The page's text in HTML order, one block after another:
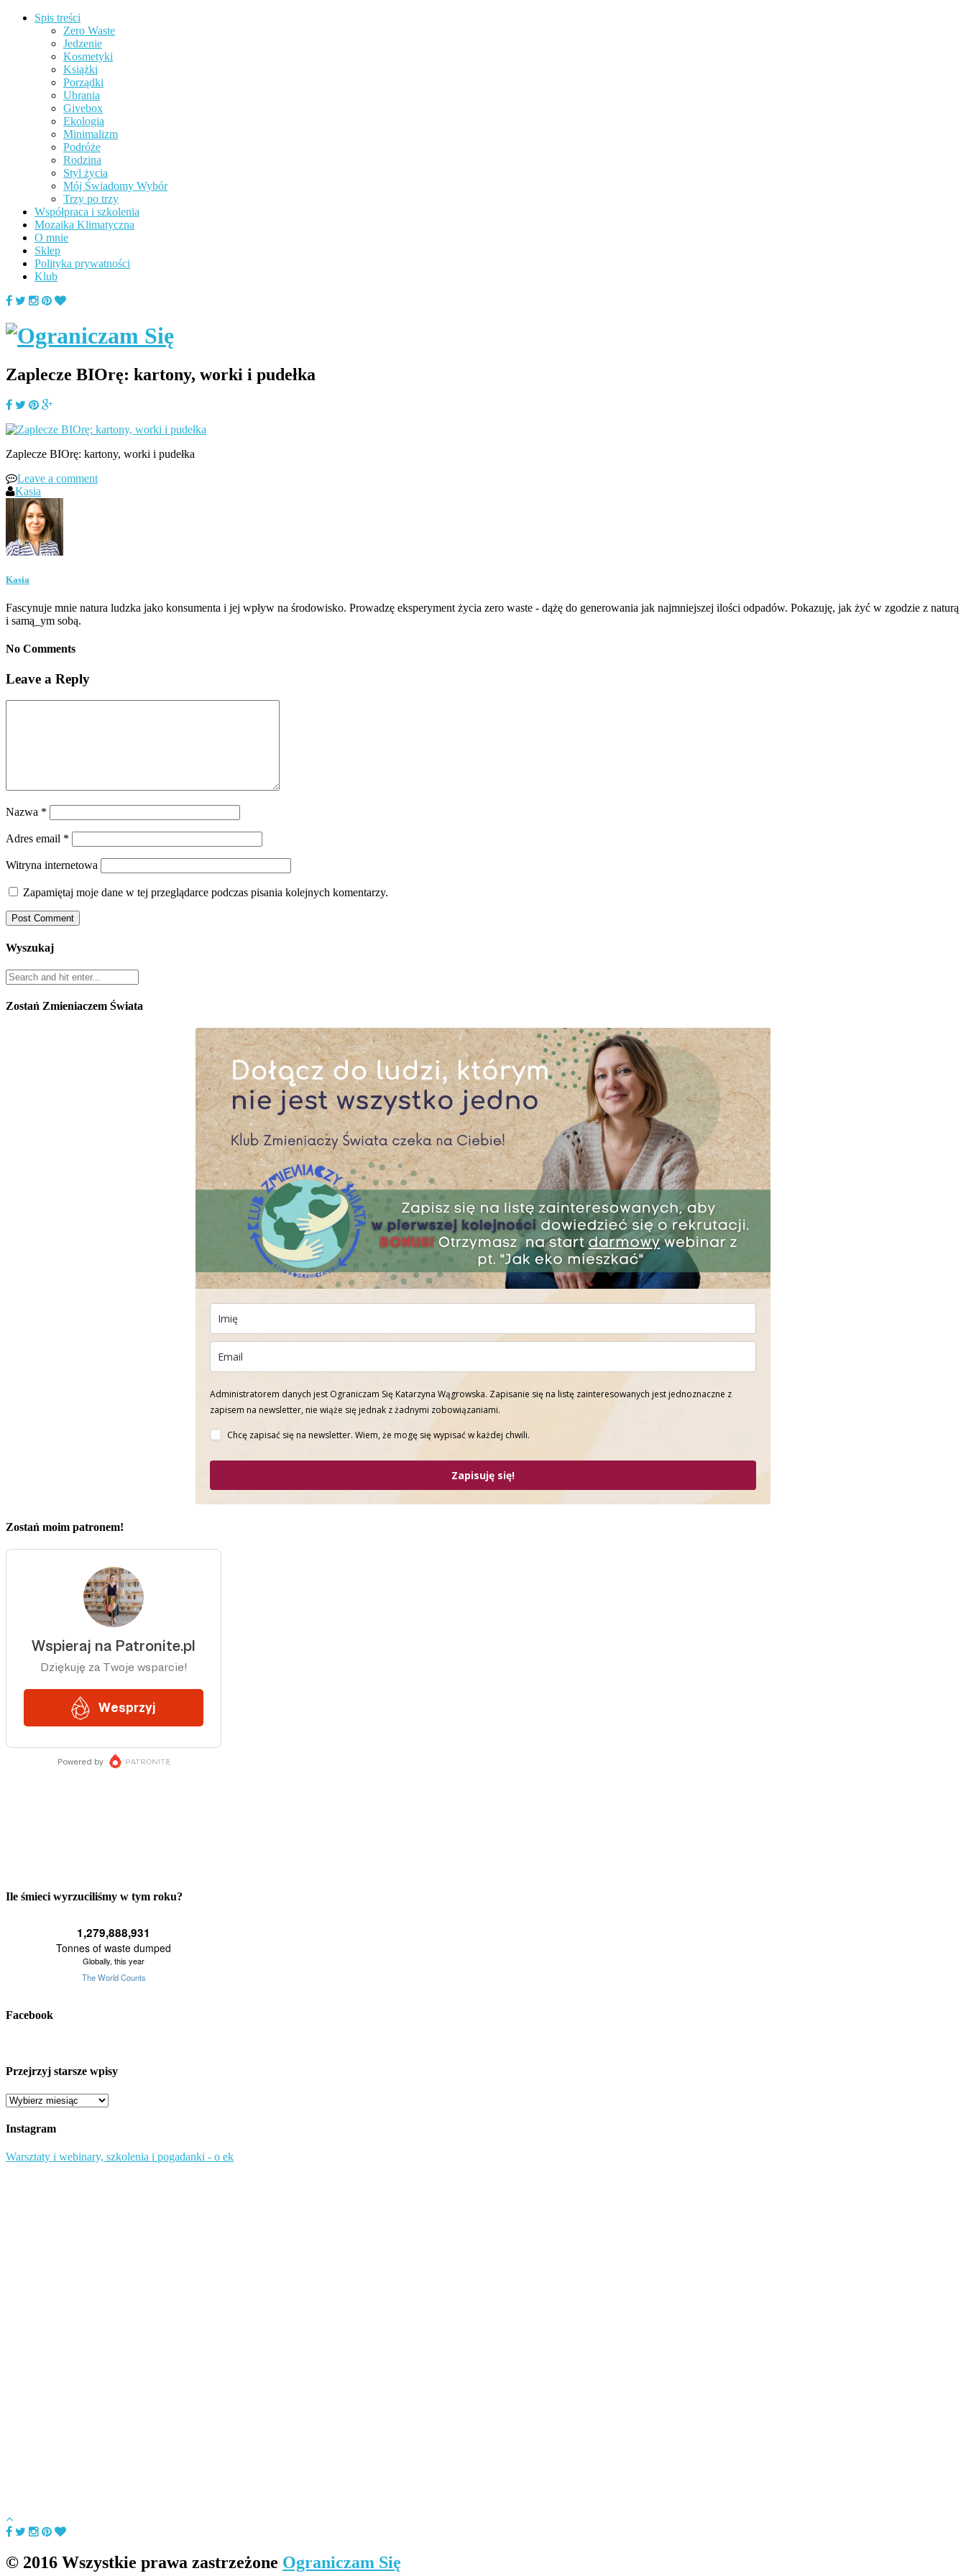
Spis treści
Zero Waste
Jedzenie
Kosmetyki
Książki
Porządki
Ubrania
Givebox
Ekologia
Minimalizm
Podróże
Rodzina
Styl życia
Mój Świadomy Wybór
Trzy po trzy
Współpraca i szkolenia
Mozaika Klimatyczna
O mnie
Sklep
Polityka prywatności
Klub
Zaplecze BIOrę: kartony, worki i pudełka
Zaplecze BIOrę: kartony, worki i pudełka
Leave a comment
Kasia
Kasia
Fascynuje mnie natura ludzka jako konsumenta i jej wpływ na środowisko. Prowadzę eksperyment życia zero waste - dążę do generowania jak najmniejszej ilości odpadów. Pokazuję, jak żyć w zgodzie z naturą
i samą_ym sobą.
No Comments
Leave a Reply
Nazwa *
Adres email *
Witryna internetowa
Zapamiętaj moje dane w tej przeglądarce podczas pisania kolejnych komentarzy.
Wyszukaj
Zostań Zmieniaczem Świata
Administratorem danych jest Ograniczam Się Katarzyna Wągrowska. Zapisanie się na listę zainteresowanych jest jednoznaczne z
zapisem na newsletter, nie wiąże się jednak z żadnymi zobowiązaniami.
Chcę zapisać się na newsletter. Wiem, że mogę się wypisać w każdej chwili.
Zapisuję się!
Zostań moim patronem!
Ile śmieci wyrzuciliśmy w tym roku?
Facebook
Przejrzyj starsze wpisy
Przejrzyj
wpisy
Instagram
Warsztaty i webinary, szkolenia i pogadanki - o ek
© 2016 Wszystkie prawa zastrzeżone Ograniczam Się